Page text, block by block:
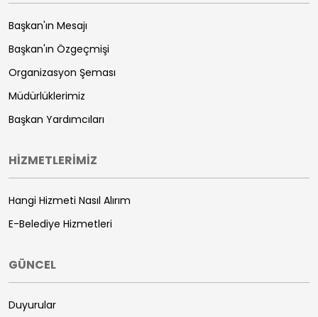
Başkan'ın Mesajı
Başkan'ın Özgeçmişi
Organizasyon Şeması
Müdürlüklerimiz
Başkan Yardımcıları
HİZMETLERİMİZ
Hangi Hizmeti Nasıl Alırım
E-Belediye Hizmetleri
GÜNCEL
Duyurular